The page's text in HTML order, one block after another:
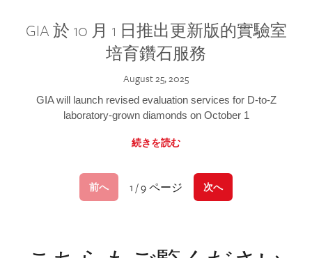
GIA 於 10 月 1 日推出更新版的實驗室
培育鑽石服務
August 25, 2025
GIA will launch revised evaluation services for D-to-Z
laboratory-grown diamonds on October 1
続きを読む
前へ 1 / 9 ページ 次へ